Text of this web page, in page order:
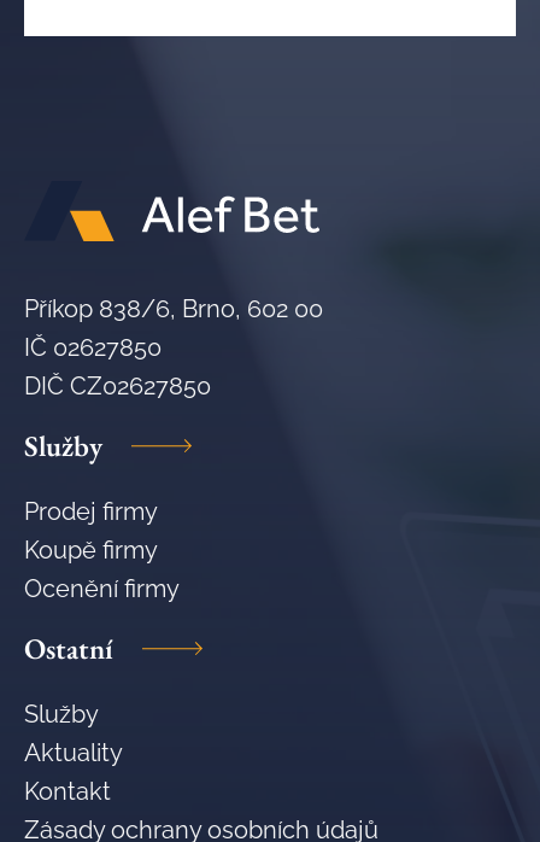
Příkop 838/6, Brno, 602 00
IČ 02627850
DIČ CZ02627850
Služby
Prodej firmy
Koupě firmy
Ocenění firmy
Ostatní
Služby
Aktuality
Kontakt
Zásady ochrany osobních údajů